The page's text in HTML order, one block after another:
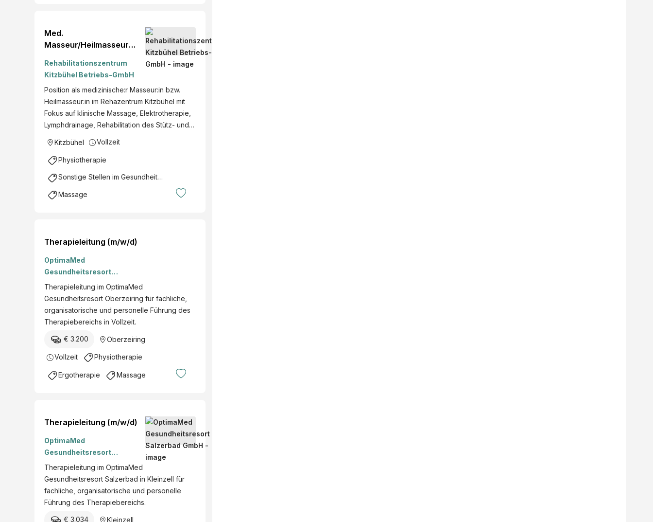
Med.
Masseur/Heilmasseur
Rehabilitationszentrum
Kitzbühel Betriebs-GmbH
Position als medizinische:r Masseur:in bzw.
Heilmasseur:in im Rehazentrum Kitzbühel mit
Fokus auf klinische Massage, Elektrotherapie,
Lymphdrainage, Rehabilitation des Stütz- und…
Kitzbühel Vollzeit
Physiotherapie
Sonstige Stellen im Gesundheitsbereich
Massage
Therapieleitung (m/w/d)
OptimaMed
Gesundheitsresort
Oberzeiring GmbH & Co. KG
Therapieleitung im OptimaMed
Gesundheitsresort Oberzeiring für fachliche,
organisatorische und personelle Führung des
Therapiebereichs in Vollzeit.
€ 3.200 Oberzeiring
Vollzeit Physiotherapie
Ergotherapie Massage
Therapieleitung (m/w/d)
OptimaMed
Gesundheitsresort
Salzerbad GmbH
Therapieleitung im OptimaMed
Gesundheitsresort Salzerbad in Kleinzell für
fachliche, organisatorische und personelle
Führung des Therapiebereichs.
€ 3.034 Kleinzell